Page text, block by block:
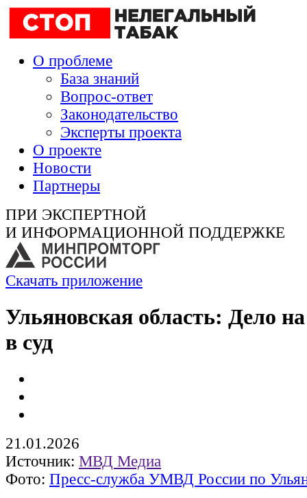
О проблеме
База знаний
Вопрос-ответ
Законодательство
Эксперты проекта
О проекте
Новости
Партнеры
ПРИ ЭКСПЕРТНОЙ
И ИНФОРМАЦИОННОЙ ПОДДЕРЖКЕ
Скачать приложение
Ульяновская область: Дело
в суд
21.01.2026
Источник: МВД Медиа
Фото: Пресс-служба УМВД России по